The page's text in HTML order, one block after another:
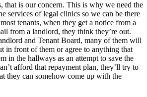
that is our concern. This is why we need the
services of legal clinics so we can be there
tenants, when they get a notice from a
from a landlord, they think they’re out.
and Tenant Board, many of them will
in front of them or agree to anything that
in the hallways as an attempt to save the
afford that repayment plan, they’ll try to
they can somehow come up with the